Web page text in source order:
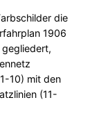
die
1906
10) mit den
(11-